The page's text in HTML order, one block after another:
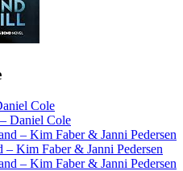
Cole
Daniel Cole
– Kim Faber & Janni Pedersen
– Kim Faber & Janni Pedersen
– Kim Faber & Janni Pedersen